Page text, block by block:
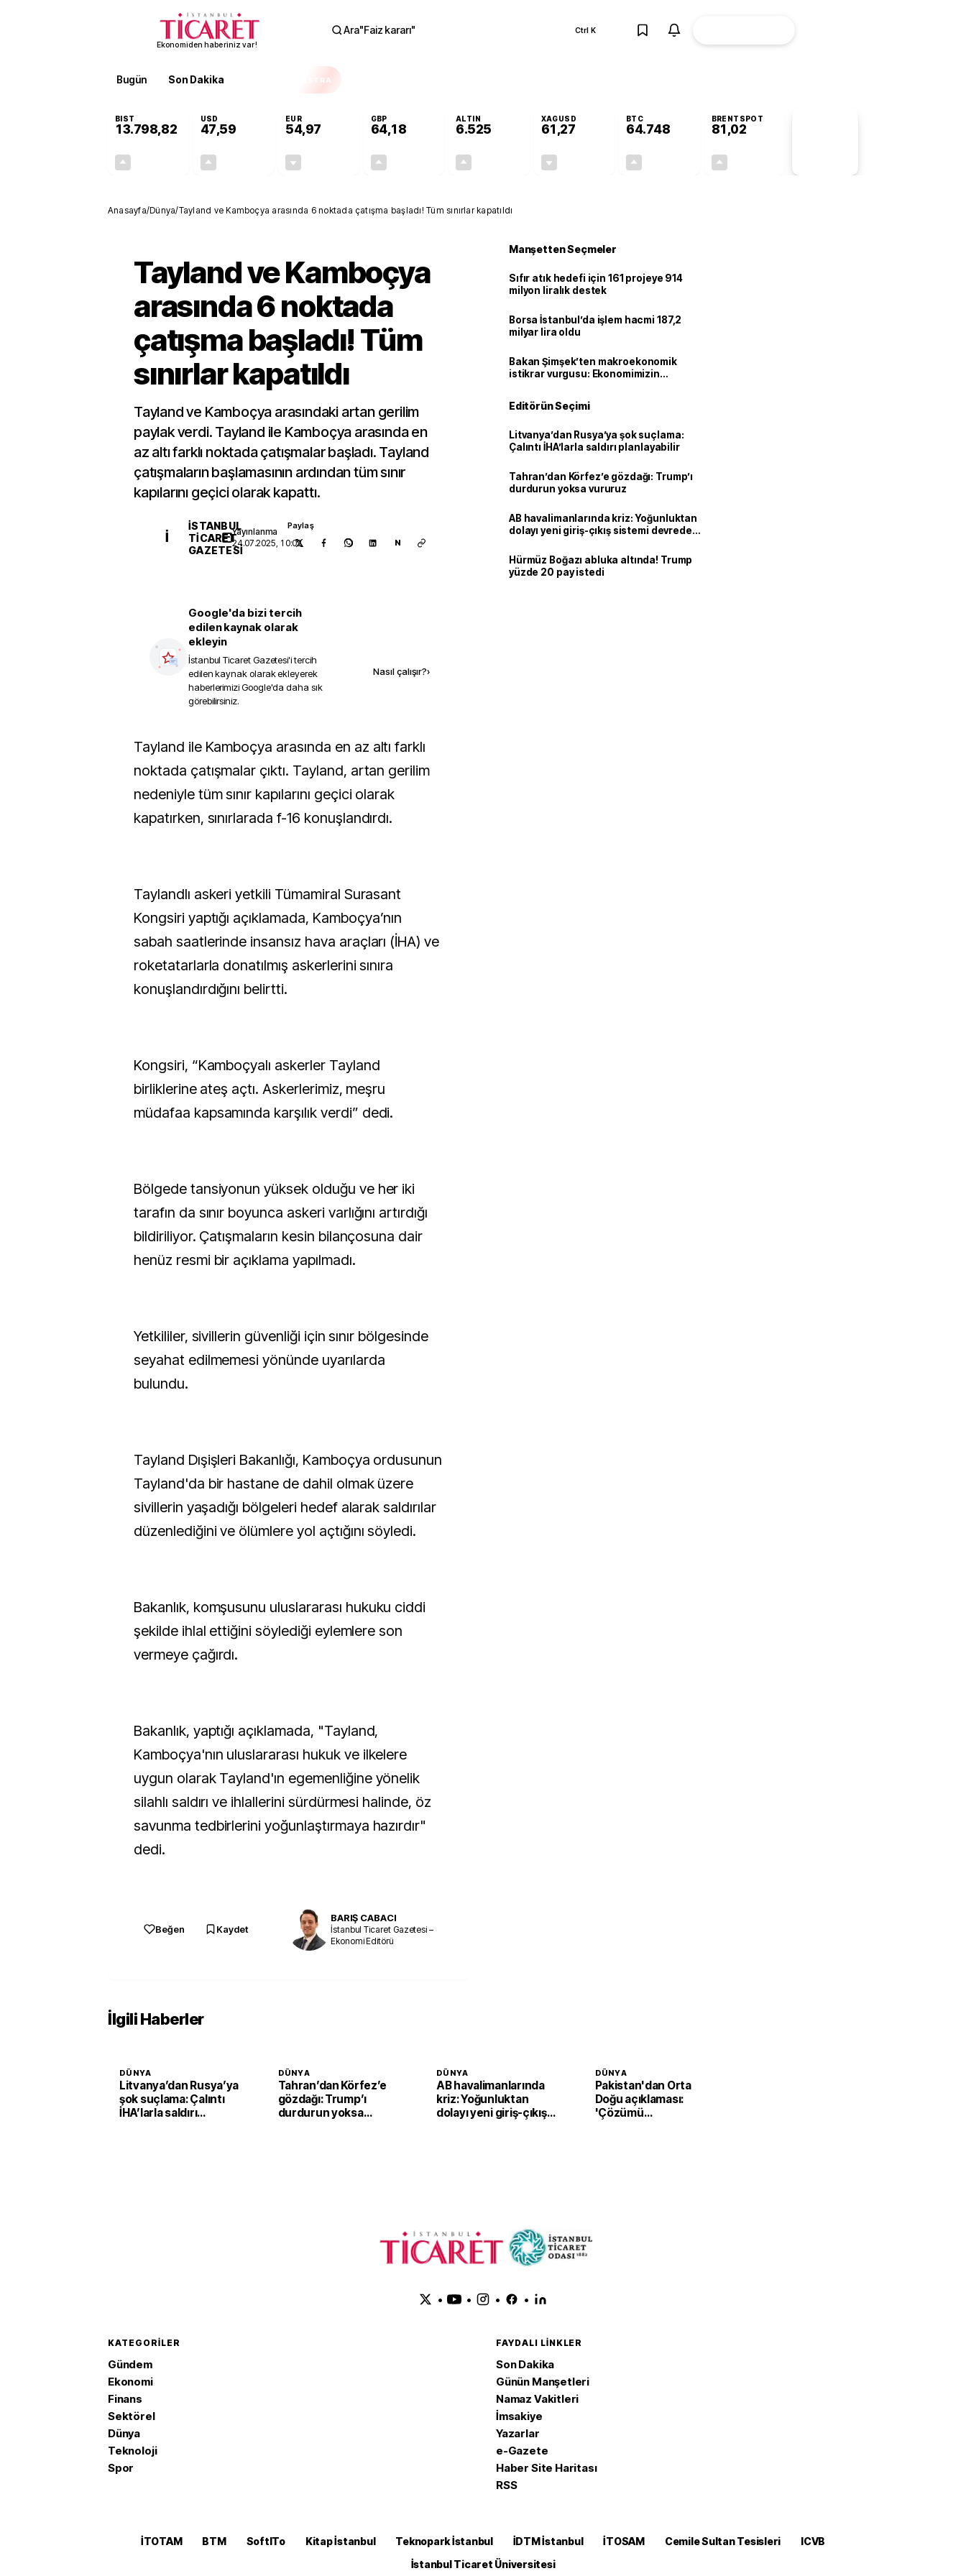
Ekonomiden haberiniz var!
Ara"Faiz kararı" Ctrl K
Bugün Son Dakika EKSTRA
BIST
13.798,82
USD
47,59
EUR
54,97
GBP
64,18
ALTIN
6.525
XAGUSD
61,27
BTC
64.748
BRENTSPOT
81,02
Anasayfa/Dünya/Tayland ve Kamboçya arasında 6 noktada çatışma başladı! Tüm sınırlar kapatıldı
Tayland ve Kamboçya
arasında 6 noktada
çatışma başladı! Tüm
sınırlar kapatıldı
Tayland ve Kamboçya arasındaki artan gerilim
paylak verdi. Tayland ile Kamboçya arasında en
az altı farklı noktada çatışmalar başladı. Tayland
çatışmaların başlamasının ardından tüm sınır
kapılarını geçici olarak kapattı.
İ
İSTANBUL
TICARET
GAZETESI
Yayınlanma
24.07.2025, 10:02
Paylaş
N
Google'da bizi tercih
edilen kaynak olarak
ekleyin
İstanbul Ticaret Gazetesi'i tercih
edilen kaynak olarak ekleyerek
haberlerimizi Google'da daha sık
görebilirsiniz.
Nasıl çalışır?›
Tayland ile Kamboçya arasında en az altı farklı
noktada çatışmalar çıktı. Tayland, artan gerilim
nedeniyle tüm sınır kapılarını geçici olarak
kapatırken, sınırlarada f-16 konuşlandırdı.
Taylandlı askeri yetkili Tümamiral Surasant
Kongsiri yaptığı açıklamada, Kamboçya’nın
sabah saatlerinde insansız hava araçları (İHA) ve
roketatarlarla donatılmış askerlerini sınıra
konuşlandırdığını belirtti.
Kongsiri, “Kamboçyalı askerler Tayland
birliklerine ateş açtı. Askerlerimiz, meşru
müdafaa kapsamında karşılık verdi” dedi.
Bölgede tansiyonun yüksek olduğu ve her iki
tarafın da sınır boyunca askeri varlığını artırdığı
bildiriliyor. Çatışmaların kesin bilançosuna dair
henüz resmi bir açıklama yapılmadı.
Yetkililer, sivillerin güvenliği için sınır bölgesinde
seyahat edilmemesi yönünde uyarılarda
bulundu.
Tayland Dışişleri Bakanlığı, Kamboçya ordusunun
Tayland'da bir hastane de dahil olmak üzere
sivillerin yaşadığı bölgeleri hedef alarak saldırılar
düzenlediğini ve ölümlere yol açtığını söyledi.
Bakanlık, komşusunu uluslararası hukuku ciddi
şekilde ihlal ettiğini söylediği eylemlere son
vermeye çağırdı.
Bakanlık, yaptığı açıklamada, "Tayland,
Kamboçya'nın uluslararası hukuk ve ilkelere
uygun olarak Tayland'ın egemenliğine yönelik
silahlı saldırı ve ihlallerini sürdürmesi halinde, öz
savunma tedbirlerini yoğunlaştırmaya hazırdır"
dedi.
Beğen Kaydet
BARIŞ CABACI
İstanbul Ticaret Gazetesi –
Ekonomi Editörü
Manşetten Seçmeler
Sıfır atık hedefi için 161 projeye 914
milyon liralık destek
Borsa İstanbul’da işlem hacmi 187,2
milyar lira oldu
Bakan Şimşek’ten makroekonomik
istikrar vurgusu: Ekonomimizin
Editörün Seçimi
Litvanya’dan Rusya’ya şok suçlama:
Çalıntı İHA’larla saldırı planlayabilir
Tahran’dan Körfez’e gözdağı: Trump’ı
durdurun yoksa vururuz
AB havalimanlarında kriz: Yoğunluktan
dolayı yeni giriş-çıkış sistemi devreden
Hürmüz Boğazı abluka altında! Trump
yüzde 20 pay istedi
İlgili Haberler
DÜNYA
Litvanya’dan Rusya’ya
şok suçlama: Çalıntı
İHA’larla saldırı
DÜNYA
Tahran’dan Körfez’e
gözdağı: Trump’ı
durdurun yoksa
DÜNYA
AB havalimanlarında
kriz: Yoğunluktan
dolayı yeni giriş-çıkış
DÜNYA
Pakistan'dan Orta
Doğu açıklaması:
'Çözümü
• • • •
KATEGORILER
Gündem
Ekonomi
Finans
Sektörel
Dünya
Teknoloji
Spor
FAYDALI LINKLER
Son Dakika
Günün Manşetleri
Namaz Vakitleri
İmsakiye
Yazarlar
e-Gazete
Haber Site Haritası
RSS
İTOTAM BTM SoftITo Kitap İstanbul Teknopark İstanbul İDTM İstanbul İTOSAM Cemile Sultan Tesisleri
ICVB
İstanbul Ticaret Üniversitesi